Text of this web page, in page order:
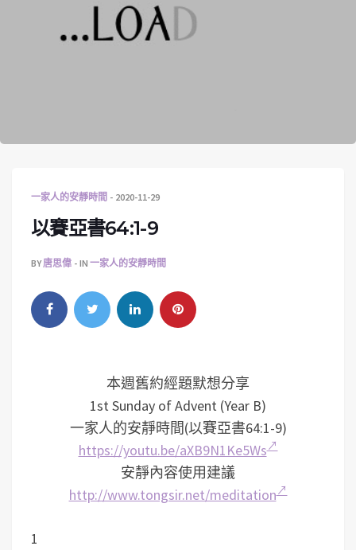
一家人的安靜時間 2020-11-29
以賽亞書64:1-9
BY唐思偉 IN 一家人的安靜時間
本週舊約經題默想分享
1st Sunday of Advent (Year B)
一家人的安靜時間(以賽亞書64:1-9)
https://youtu.be/aXB9N1Ke5Ws
安靜內容使用建議
http://www.tongsir.net/meditation
1